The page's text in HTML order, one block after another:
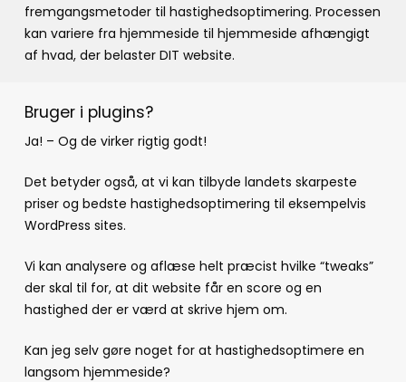
fremgangsmetoder til hastighedsoptimering. Processen
kan variere fra hjemmeside til hjemmeside afhængigt
af hvad, der belaster DIT website.
Bruger i plugins?
Ja! – Og de virker rigtig godt!
Det betyder også, at vi kan tilbyde landets skarpeste
priser og bedste hastighedsoptimering til eksempelvis
WordPress sites.
Vi kan analysere og aflæse helt præcist hvilke “tweaks”
der skal til for, at dit website får en score og en
hastighed der er værd at skrive hjem om.
Kan jeg selv gøre noget for at hastighedsoptimere en
langsom hjemmeside?